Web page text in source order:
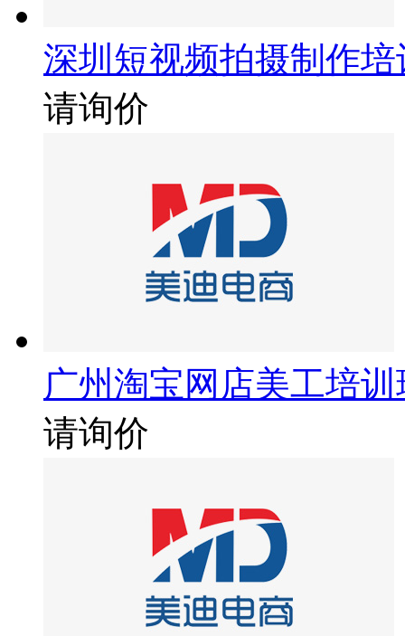
深圳短视频拍摄制作培
请询价
广州淘宝网店美工培训
请询价